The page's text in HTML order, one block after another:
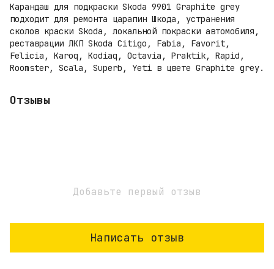
Карандаш для подкраски Skoda 9901 Graphite grey
подходит для ремонта царапин Шкода, устранения
сколов краски Skoda, локальной покраски автомобиля,
реставрации ЛКП Skoda Citigo, Fabia, Favorit,
Felicia, Karoq, Kodiaq, Octavia, Praktik, Rapid,
Roomster, Scala, Superb, Yeti в цвете Graphite grey.
Отзывы
Добавьте первый отзыв
Написать отзыв